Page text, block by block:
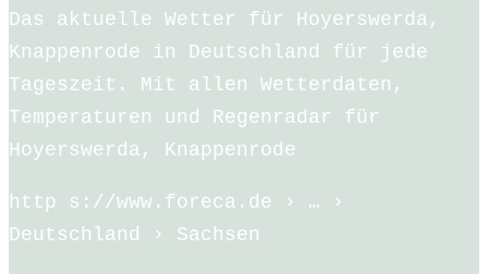
Das aktuelle Wetter für Hoyerswerda,
Knappenrode in Deutschland für jede
Tageszeit. Mit allen Wetterdaten,
Temperaturen und Regenradar für
Hoyerswerda, Knappenrode
http s://www.foreca.de › … ›
Deutschland › Sachsen